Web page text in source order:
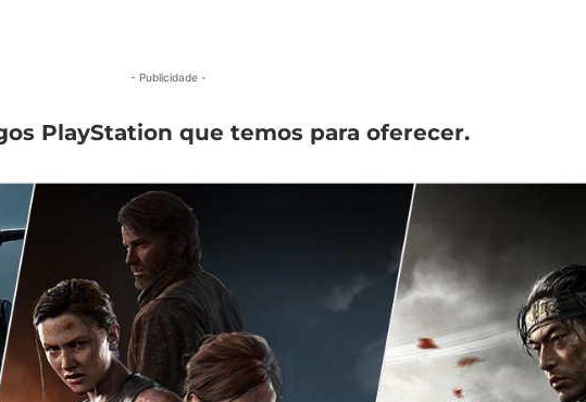
- Publicidade -
PlayStation que temos para oferecer.